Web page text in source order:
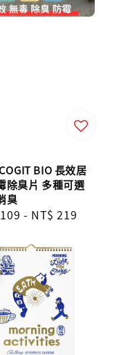
BIO 長效居
除臭片 多種可選
臭
- NT$ 219